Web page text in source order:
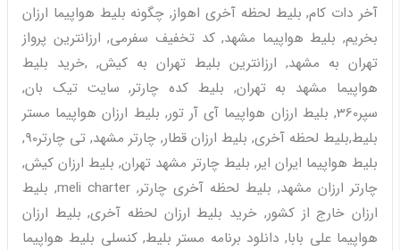
آخر دات کام, بلیط لحظه آخری اهواز, چگونه بلیط هواپیما ارزان
بخریم, بلیط هواپیما مشهد, کد تخفیف سفرمی, ارزانترین پرواز
تهران به مشهد, ارزانترین بلیط تهران به کیش, ,خرید بلیط
هواپیما مشهد به تهران, بلیط کده چارتر, سایت تیک بان,
سپر360, بلیط ارزان هواپیما آی آر تور, بلیط ارزان هواپیما مستر
بلیط,بلیط لحظه آخری, بلیط ارزان قطار, چارتر مشهد, تی چارتر90,
بلیط هواپیما ایران ایر, بلیط چارتر مشهد تهران, بلیط ارزان کیش,
چارتر ارزان مشهد, بلیط لحظه آخری چارتر, meli charter, بلیط
ارزان خارج از کشور, خرید بلیط ارزان لحظه آخری, بلیط ارزان
هواپیما علی بابا, دانلود برنامه مستر بلیط, کنسلی بلیط هواپیما